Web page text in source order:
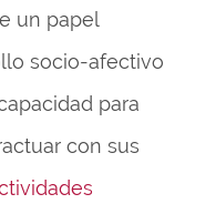
un papel
socio-afectivo
para
con sus